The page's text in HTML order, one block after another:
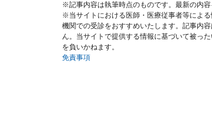
※記事内容は執筆時点のものです。最新の内容
※当サイトにおける医師・医療従事者等によ
機関での受診をおすすめいたします。記事内
ん。当サイトで提供する情報に基づいて被っ
を負いかねます。
免責事項